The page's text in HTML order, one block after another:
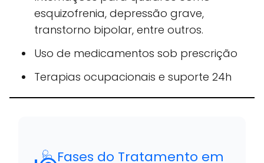
esquizofrenia, depressão grave,
transtorno bipolar, entre outros.
Uso de medicamentos sob prescrição
Terapias ocupacionais e suporte 24h
🩺 Fases do Tratamento em